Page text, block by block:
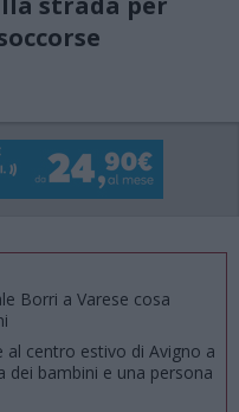
Borri a Varese cosa
al centro estivo di Avigno a
dei bambini e una persona